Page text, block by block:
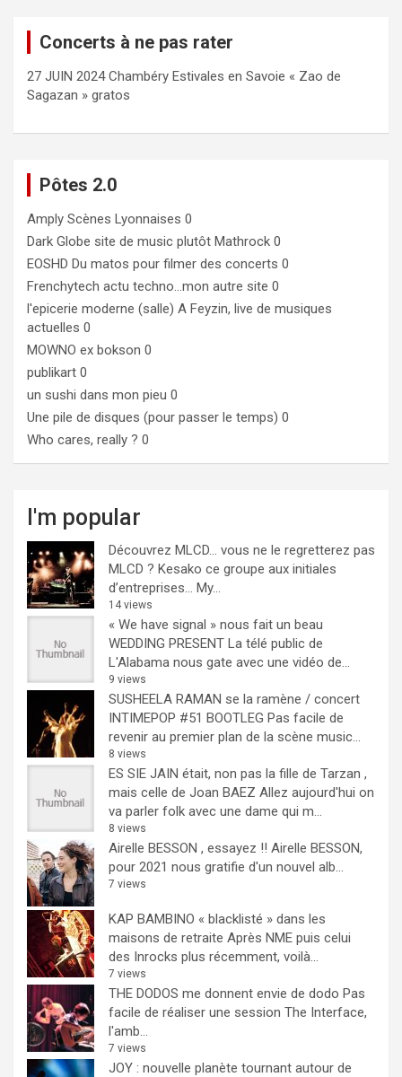
Concerts à ne pas rater
27 JUIN 2024 Chambéry Estivales en Savoie « Zao de
Sagazan » gratos
Pôtes 2.0
Amply Scènes Lyonnaises 0
Dark Globe site de music plutôt Mathrock 0
EOSHD Du matos pour filmer des concerts 0
Frenchytech actu techno…mon autre site 0
l'epicerie moderne (salle) A Feyzin, live de musiques
actuelles 0
MOWNO ex bokson 0
publikart 0
un sushi dans mon pieu 0
Une pile de disques (pour passer le temps) 0
Who cares, really ? 0
I'm popular
Découvrez MLCD… vous ne le regretterez pas
MLCD ? Kesako ce groupe aux initiales
d’entreprises… My...
14 views
« We have signal » nous fait un beau
WEDDING PRESENT La télé public de
L'Alabama nous gate avec une vidéo de...
9 views
SUSHEELA RAMAN se la ramène / concert
INTIMEPOP #51 BOOTLEG Pas facile de
revenir au premier plan de la scène music...
8 views
ES SIE JAIN était, non pas la fille de Tarzan ,
mais celle de Joan BAEZ Allez aujourd'hui on
va parler folk avec une dame qui m...
8 views
Airelle BESSON , essayez !! Airelle BESSON,
pour 2021 nous gratifie d'un nouvel alb...
7 views
KAP BAMBINO « blacklisté » dans les
maisons de retraite Après NME puis celui
des Inrocks plus récemment, voilà...
7 views
THE DODOS me donnent envie de dodo Pas
facile de réaliser une session The Interface,
l'amb...
7 views
JOY : nouvelle planète tournant autour de